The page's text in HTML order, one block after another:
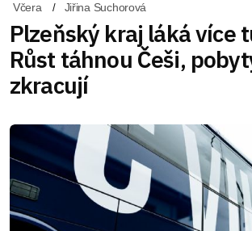
Včera Jiřina Suchorová
Plzeňský kraj láká více
Růst táhnou Češi,
zkracují